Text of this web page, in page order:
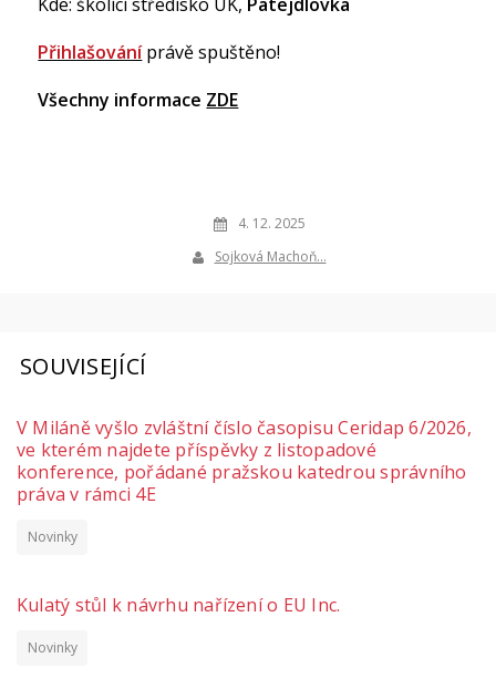
Přihlašováníprávě spuštěno!
Všechny informace ZDE
4. 12. 2025
Sojková Machoň…
SOUVISEJÍCÍ
V Miláně vyšlo zvláštní číslo časopisu Ceridap 6/2026,
ve kterém najdete příspěvky z listopadové
konference, pořádané pražskou katedrou správního
práva v rámci 4E
Novinky
Kulatý stůl k návrhu nařízení o EU Inc.
Novinky